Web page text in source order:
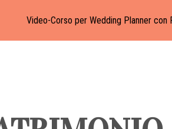
Video-Corso per Wedding Planner con